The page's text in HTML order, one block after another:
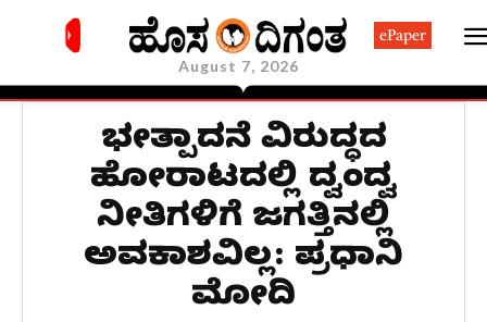
August 7, 2026
ePaper
ಭಯೋತ್ಪಾದನೆ ವಿರುದ್ಧದ
ಹೋರಾಟದಲ್ಲಿ ದ್ವಂದ್ವ
ನೀತಿಗಳಿಗೆ ಜಗತ್ತಿನಲ್ಲಿ
ಅವಕಾಶವಿಲ್ಲ: ಪ್ರಧಾನಿ
ಮೋದಿ